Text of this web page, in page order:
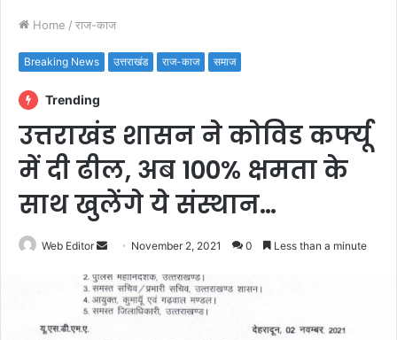
Home / राज-काज
Breaking News उत्तराखंड राज-काज समाज
Trending
उत्तराखंड शासन ने कोविड कर्फ्यू
में दी ढील, अब 100% क्षमता के
साथ खुलेंगे ये संस्थान…
Web Editor
n
d
November 2, 2021 0 Less than a minute